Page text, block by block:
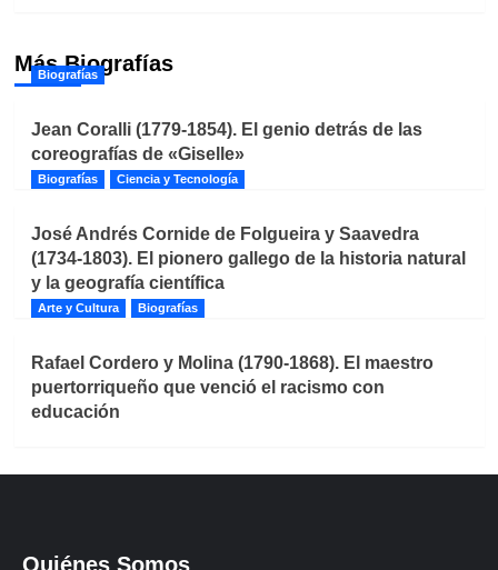
Más Biografías
Biografías
Jean Coralli (1779-1854). El genio detrás de las
coreografías de «Giselle»
Biografías Ciencia y Tecnología
José Andrés Cornide de Folgueira y Saavedra
(1734-1803). El pionero gallego de la historia natural
y la geografía científica
Arte y Cultura Biografías
Rafael Cordero y Molina (1790-1868). El maestro
puertorriqueño que venció el racismo con
educación
Quiénes Somos